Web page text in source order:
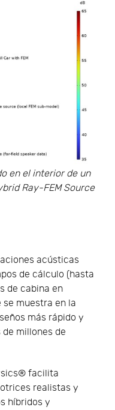
en el interior de un
Ray-FEM Source
acústicas
de cálculo (hasta
de cabina en
muestra en la
más rápido y
millones de
facilita
realistas y
híbridos y